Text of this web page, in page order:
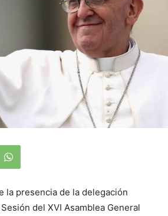
la presencia de la delegación
del XVI Asamblea General